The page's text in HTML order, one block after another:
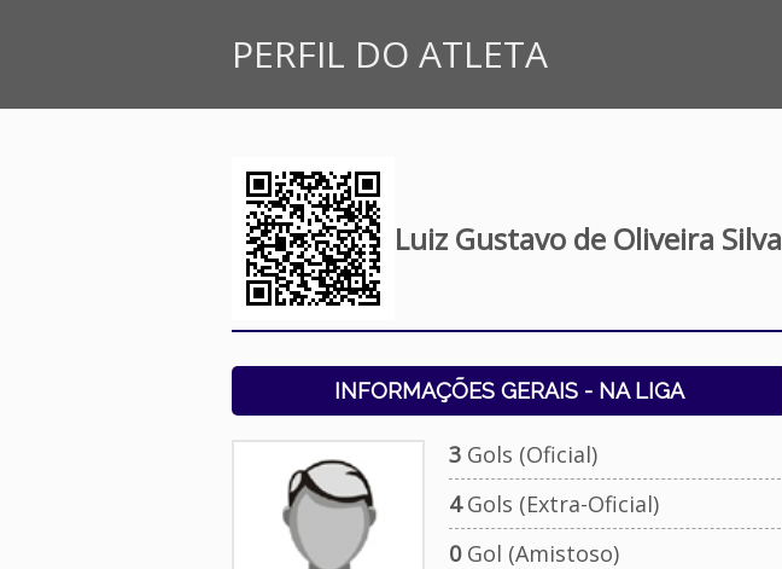
PERFIL DO ATLETA
Luiz Gustavo de Oliveira Silva
INFORMAÇÕES GERAIS - NA LIGA
3Gols (Oficial)
4Gols (Extra-Oficial)
0Gol (Amistoso)